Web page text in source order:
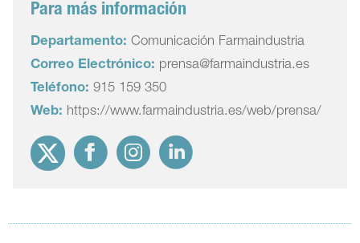
Para más información
Departamento: Comunicación Farmaindustria
Correo Electrónico: prensa@farmaindustria.es
Teléfono: 915 159 350
Web: https://www.farmaindustria.es/web/prensa/